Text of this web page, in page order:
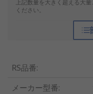
上記数量を大きく超える大
ください。
RS品番:
メーカー型番: